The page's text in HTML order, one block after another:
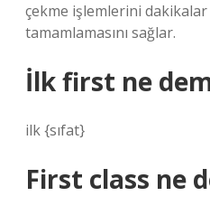
çekme işlemlerini
tamamlamasını sağlar.
İlk first ne
ilk {sıfat}
First class ne